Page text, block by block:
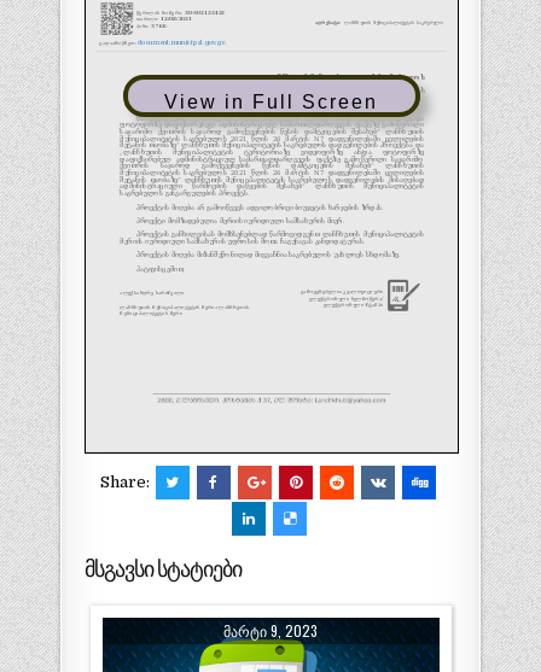
View in Full Screen
Share:
მსგავსი სტატიები
ᲛᲐᲠᲢᲘ 9, 2023